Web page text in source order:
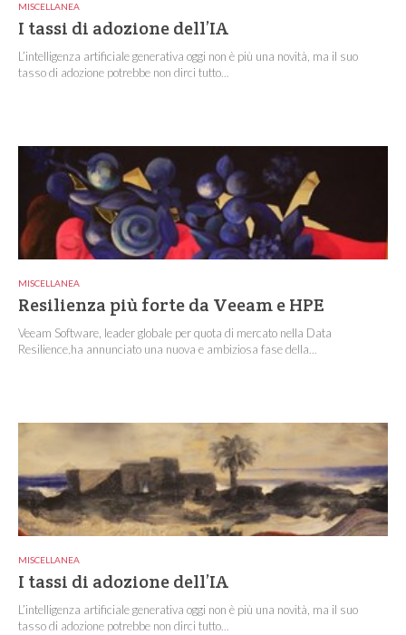
MISCELLANEA
I tassi di adozione dell’IA
L’intelligenza artificiale generativa oggi non è più una novità, ma il suo
tasso di adozione potrebbe non dirci tutto...
MISCELLANEA
Resilienza più forte da Veeam e HPE
Veeam Software, leader globale per quota di mercato nella Data
Resilience,ha annunciato una nuova e ambiziosa fase della...
MISCELLANEA
I tassi di adozione dell’IA
L’intelligenza artificiale generativa oggi non è più una novità, ma il suo
tasso di adozione potrebbe non dirci tutto...